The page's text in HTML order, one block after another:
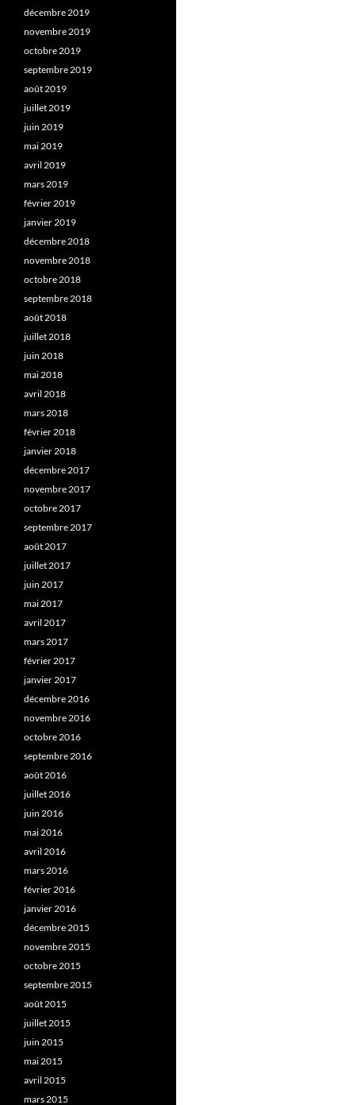
décembre 2019
novembre 2019
octobre 2019
septembre 2019
août 2019
juillet 2019
juin 2019
mai 2019
avril 2019
mars 2019
février 2019
janvier 2019
décembre 2018
novembre 2018
octobre 2018
septembre 2018
août 2018
juillet 2018
juin 2018
mai 2018
avril 2018
mars 2018
février 2018
janvier 2018
décembre 2017
novembre 2017
octobre 2017
septembre 2017
août 2017
juillet 2017
juin 2017
mai 2017
avril 2017
mars 2017
février 2017
janvier 2017
décembre 2016
novembre 2016
octobre 2016
septembre 2016
août 2016
juillet 2016
juin 2016
mai 2016
avril 2016
mars 2016
février 2016
janvier 2016
décembre 2015
novembre 2015
octobre 2015
septembre 2015
août 2015
juillet 2015
juin 2015
mai 2015
avril 2015
mars 2015